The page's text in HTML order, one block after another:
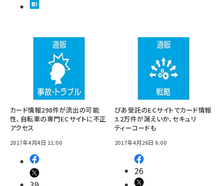
カード情報298件が流出の可能
性、自転車の専門ECサイトに不正
アクセス
2017年4月4日 11:00
ぴあ受託のECサイトでカード情報
3.2万件が漏えいか、セキュリ
ティーコードも
2017年4月26日 6:00
26